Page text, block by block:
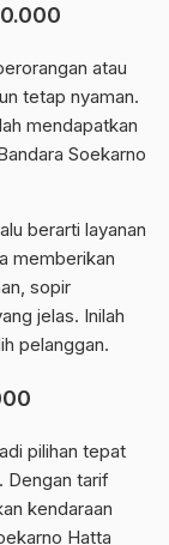
atau
tetap nyaman.
mendapatkan
Soekarno
berarti layanan
memberikan
sopir
jelas. Inilah
pelanggan.
pilihan tepat
Dengan tarif
kendaraan
Hatta